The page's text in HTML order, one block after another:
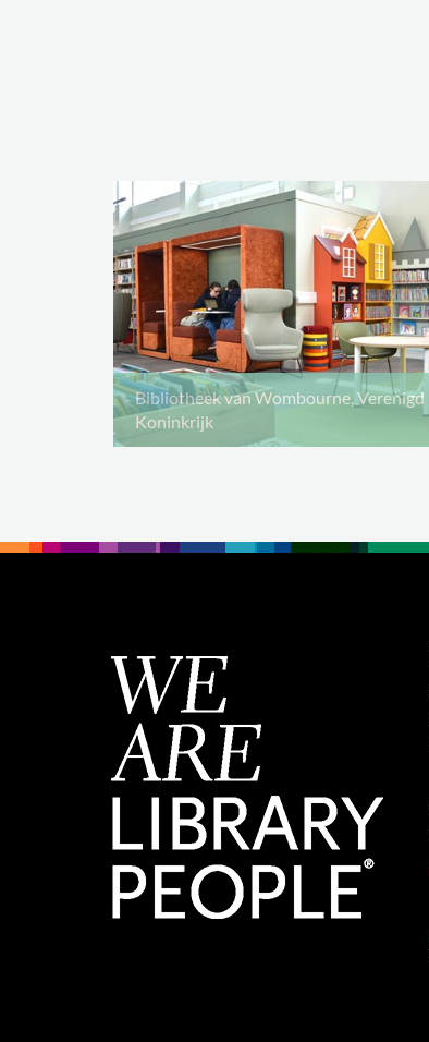
Bibliotheek van Wombourne, Verenigd
Koninkrijk